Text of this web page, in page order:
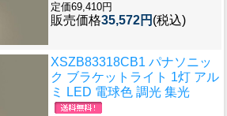
定価69,410円
販売価格35,572円 (税込)
XSZB83318CB1 パナソニッ
ク ブラケットライト 1灯 アル
ミ LED 電球色 調光 集光